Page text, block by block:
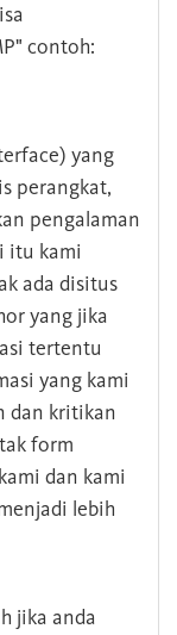
contoh:
yang
perangkat,
pengalaman
itu kami
ada disitus
yang jika
tertentu
yang kami
dan kritikan
form
dan kami
lebih
jika anda